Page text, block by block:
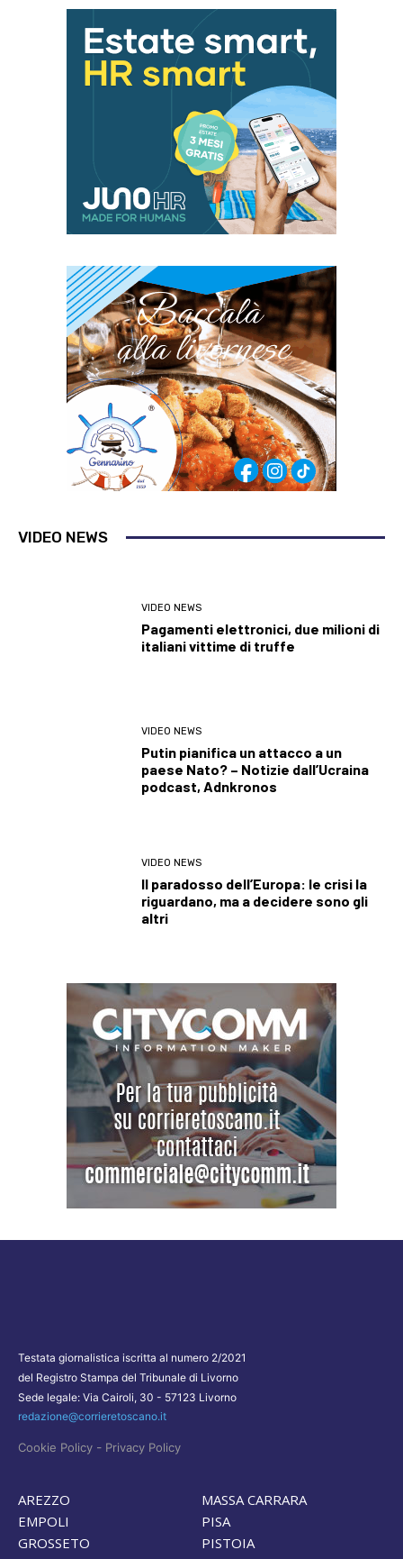
VIDEO NEWS
VIDEO NEWS
Pagamenti elettronici, due milioni di
italiani vittime di truffe
VIDEO NEWS
Putin pianifica un attacco a un
paese Nato? – Notizie dall’Ucraina
podcast, Adnkronos
VIDEO NEWS
Il paradosso dell’Europa: le crisi la
riguardano, ma a decidere sono gli
altri
Testata giornalistica iscritta al numero 2/2021
del Registro Stampa del Tribunale di Livorno
Sede legale: Via Cairoli, 30 - 57123 Livorno
redazione@corrieretoscano.it
Cookie Policy - Privacy Policy
AREZZO
EMPOLI
GROSSETO
MASSA CARRARA
PISA
PISTOIA